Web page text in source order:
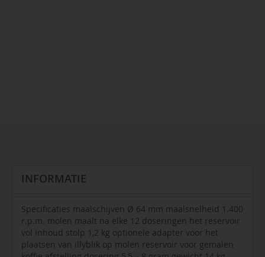
INFORMATIE
Specificaties maalschijven Ø 64 mm maalsnelheid 1.400
r.p.m. molen maalt na elke 12 doseringen het reservoir
vol inhoud stolp 1,2 kg optionele adapter voor het
plaatsen van illyblik op molen reservoir voor gemalen